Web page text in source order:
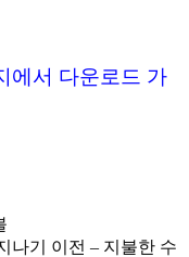
에서 다운로드 가
나기 이전 – 지불한 수